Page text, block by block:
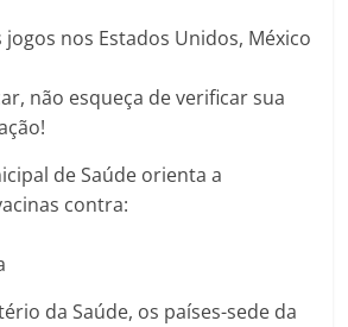
nos Estados Unidos, México
não esqueça de verificar sua
de Saúde orienta a
contra:
da Saúde, os países-sede da